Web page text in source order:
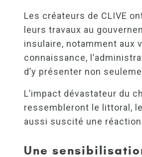
Les créateurs de CLIVE
leurs travaux au
insulaire, notamment aux
connaissance,
d’y présenter non
L’impact dévastateur du
ressembleront le littoral,
aussi suscité une
Une